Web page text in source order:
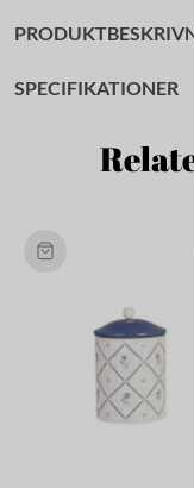
SPECIFIKATIONER